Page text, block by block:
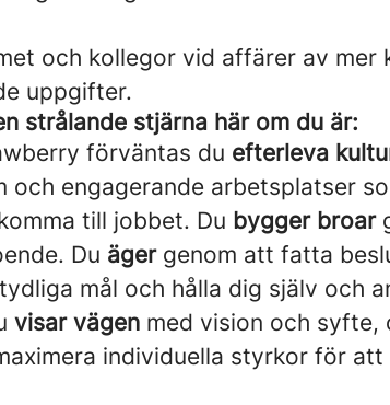
och kollegor vid affärer av mer
uppgifter.
strålande stjärna här om du är:
förväntas du efterleva
och engagerande arbetsplatser
till jobbet. Du bygger broar
Du ägergenom att fatta
mål och hålla dig själv och
visar vägen med vision och syfte,
individuella styrkor för